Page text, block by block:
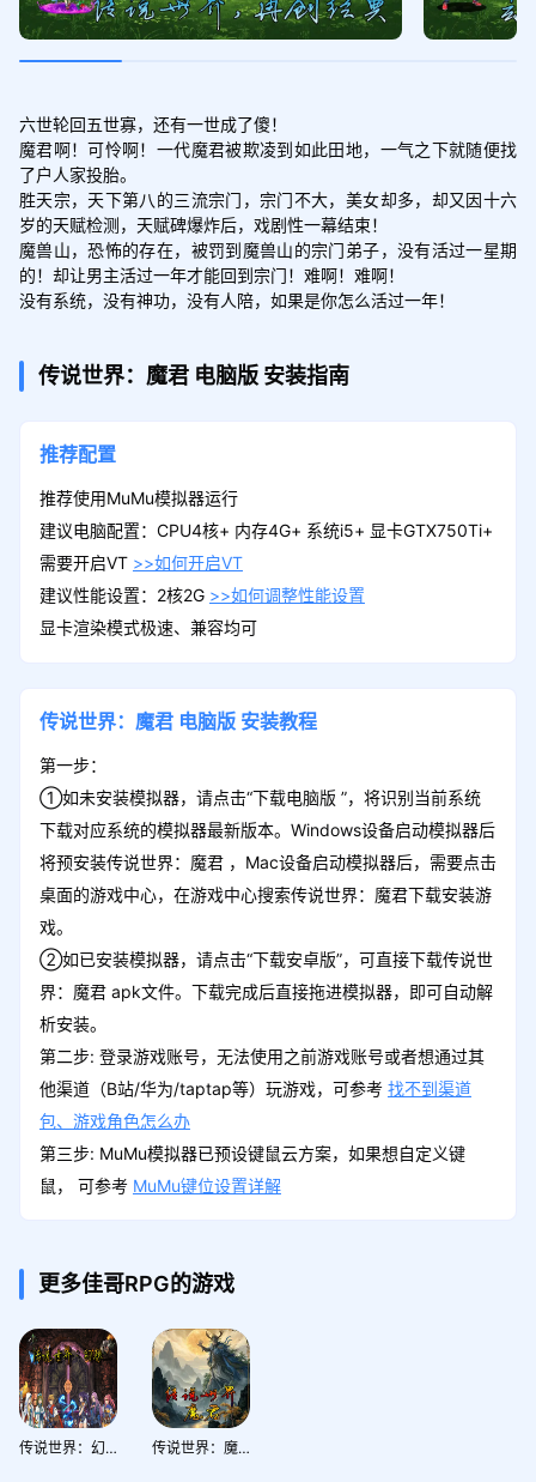
六世轮回五世寡，还有一世成了傻！
魔君啊！可怜啊！一代魔君被欺凌到如此田地，一气之下就随便找
了户人家投胎。
胜天宗，天下第八的三流宗门，宗门不大，美女却多，却又因十六
岁的天赋检测，天赋碑爆炸后，戏剧性一幕结束！
魔兽山，恐怖的存在，被罚到魔兽山的宗门弟子，没有活过一星期
的！却让男主活过一年才能回到宗门！难啊！难啊！
没有系统，没有神功，没有人陪，如果是你怎么活过一年！
传说世界：魔君 电脑版 安装指南
推荐配置
推荐使用MuMu模拟器运行
建议电脑配置：CPU4核+ 内存4G+ 系统i5+ 显卡GTX750Ti+
需要开启VT >>如何开启VT
建议性能设置：2核2G >>如何调整性能设置
显卡渲染模式极速、兼容均可
传说世界：魔君 电脑版 安装教程
第一步：
①如未安装模拟器，请点击“下载电脑版 ”，将识别当前系统
下载对应系统的模拟器最新版本。Windows设备启动模拟器后
将预安装传说世界：魔君 ，Mac设备启动模拟器后，需要点击
桌面的游戏中心，在游戏中心搜索传说世界：魔君下载安装游
戏。
②如已安装模拟器，请点击“下载安卓版”，可直接下载传说世
界：魔君 apk文件。下载完成后直接拖进模拟器，即可自动解
析安装。
第二步: 登录游戏账号，无法使用之前游戏账号或者想通过其
他渠道（B站/华为/taptap等）玩游戏，可参考 找不到渠道
包、游戏角色怎么办
第三步: MuMu模拟器已预设键鼠云方案，如果想自定义键
鼠， 可参考 MuMu键位设置详解
更多佳哥RPG的游戏
传说世界：幻想 传说世界：魔君